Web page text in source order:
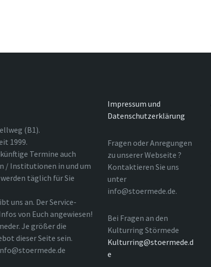
(B1).
1999.
Termine auch
/ Institutionen in und um
täglich für Sie
uns an. Der Service-
von Euch angewiesen!
Je größer die
dieser Seite sein.
Impressum und
Datenschutzerklärung
Fragen oder Anregungen
zu unserer Webseite ?
Kontaktieren Sie uns
unter
info@stoermede.de.
Bei Fragen an den
Kulturring Störmede
Kulturring@stoermede.d
e